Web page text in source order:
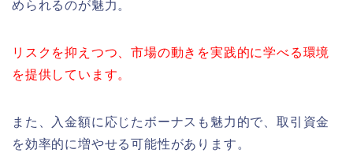
められるのが魅力。
リスクを抑えつつ、市場の動きを実践的に学べる環境
を提供しています。
また、入金額に応じたボーナスも魅力的で、取引資金
を効率的に増やせる可能性があります。